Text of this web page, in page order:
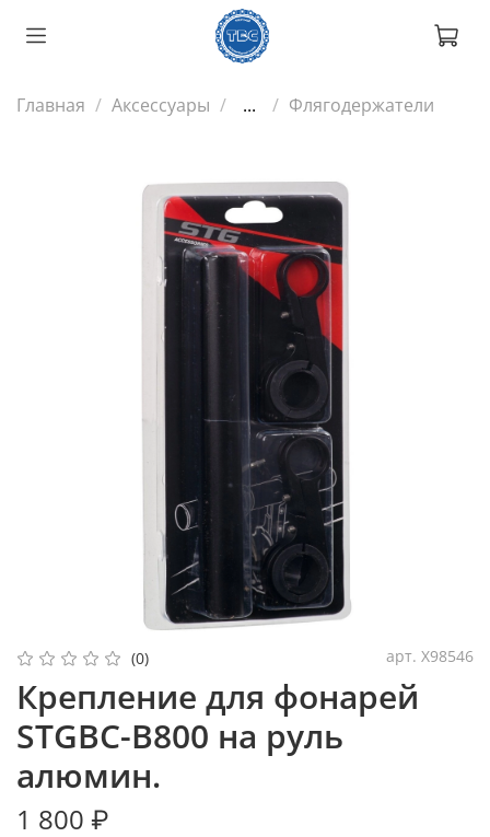
Главная Аксессуары ... Флягодержатели
(0) арт. X98546
Крепление для фонарей
STGBC-B800 на руль
алюмин.
1 800 ₽